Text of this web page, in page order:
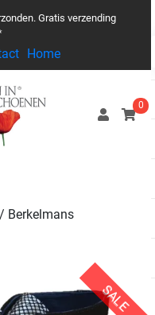
Gratis verzending
Home
0
/ Berkelmans
SALE